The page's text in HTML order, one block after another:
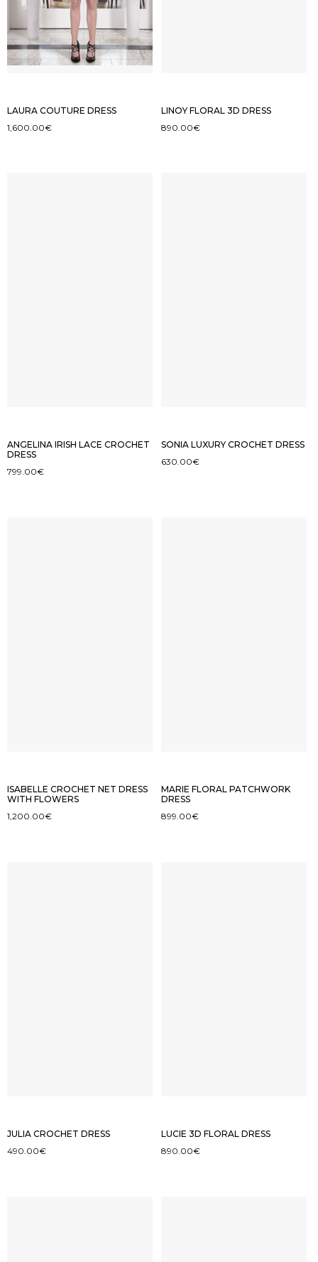
LAURA COUTURE DRESS
1,600.00€
LINOY FLORAL 3D DRESS
890.00€
ANGELINA IRISH LACE CROCHET
DRESS
799.00€
SONIA LUXURY CROCHET DRESS
630.00€
ISABELLE CROCHET NET DRESS
WITH FLOWERS
1,200.00€
MARIE FLORAL PATCHWORK
DRESS
899.00€
JULIA CROCHET DRESS
490.00€
LUCIE 3D FLORAL DRESS
890.00€